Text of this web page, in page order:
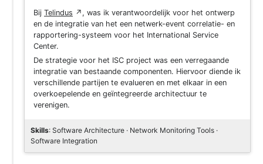
Bij Telindus ↗ , was ik verantwoordelijk voor het ontwerp
en de integratie van het een netwerk-event correlatie- en
rapportering-systeem voor het International Service
Center.
De strategie voor het ISC project was een verregaande
integratie van bestaande componenten. Hiervoor diende ik
verschillende partijen te evalueren en met elkaar in een
overkoepelende en geïntegreerde architectuur te
verenigen.
Skills: Software Architecture · Network Monitoring Tools ·
Software Integration